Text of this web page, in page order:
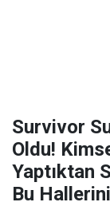
Survivor
Oldu!
Yaptıktan
Bu